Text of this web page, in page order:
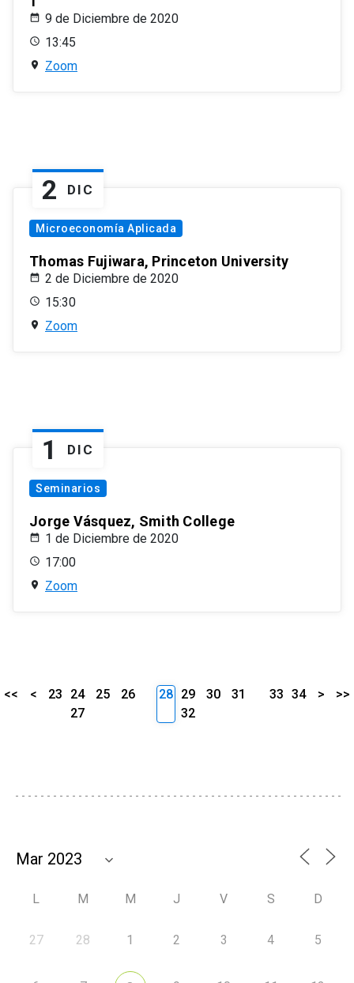
9 de Diciembre de 2020
13:45
Zoom
2 DIC
Microeconomía Aplicada
Thomas Fujiwara, Princeton University
2 de Diciembre de 2020
15:30
Zoom
1 DIC
Seminarios
Jorge Vásquez, Smith College
1 de Diciembre de 2020
17:00
Zoom
<< < 23 24 25
26
27
28 29 30
31
32
33 34 > >>
L M M J V S D
27 28 1 2 3 4 5